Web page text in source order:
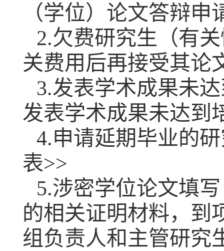
（学位）论文答辩申
2.欠费研究生（有
关费用后再接受其论
3.发表学术成果未
发表学术成果未达到
4.申请延期毕业的
表>>
5.涉密学位论文填
的相关证明材料，到
组负责人和主管研究